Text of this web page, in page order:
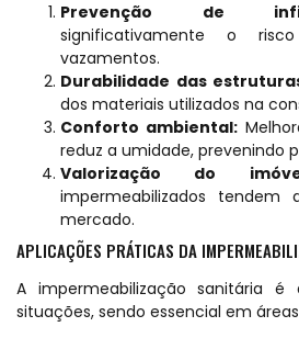
Prevenção de
significativamente o
vazamentos.
Durabilidade das
dos materiais utilizados na
Conforto ambiental:
reduz a umidade, prevenindo
Valorização do
impermeabilizados
mercado.
APLICAÇÕES PRÁTICAS DA
A impermeabilização sanitária é
situações, sendo essencial em